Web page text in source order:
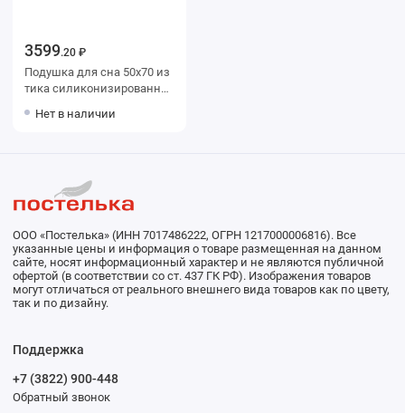
3599.20 ₽
Подушка для сна 50х70 из
тика силиконизированное
Нет в наличии
ООО «Постелька» (ИНН 7017486222, ОГРН 1217000006816). Все
указанные цены и информация о товаре размещенная на данном
сайте, носят информационный характер и не являются публичной
офертой (в соответствии со ст. 437 ГК РФ). Изображения товаров
могут отличаться от реального внешнего вида товаров как по цвету,
так и по дизайну.
Поддержка
+7 (3822) 900-448
Обратный звонок